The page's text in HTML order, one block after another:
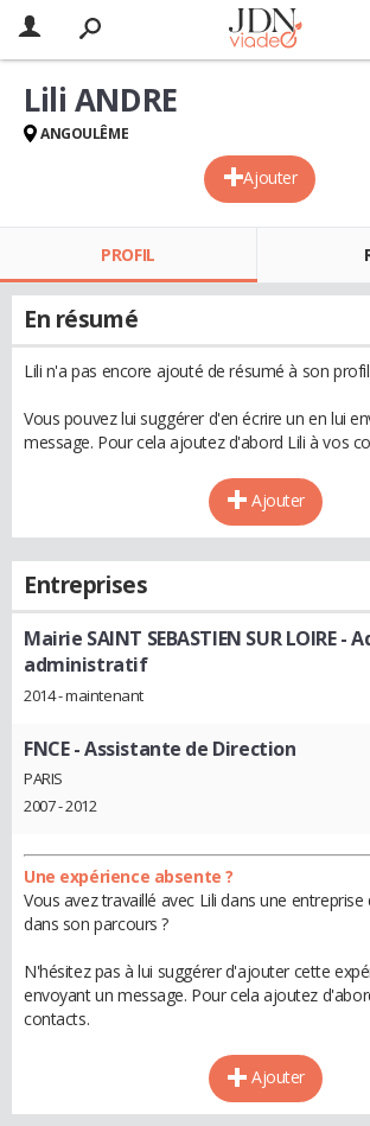
Ajouter
Lili ANDRE
ANGOULÊME
PROFIL
En résumé
Lili n'a pas encore ajouté de résumé à son profil.
Vous pouvez lui suggérer d'en écrire un en lui
message. Pour cela ajoutez d'abord Lili à vos
Ajouter
Entreprises
Mairie SAINT SEBASTIEN SUR LOIRE-
administratif
2014 - maintenant
FNCE- Assistante de Direction
PARIS
2007 - 2012
Une expérience absente ?
Vous avez travaillé avec Lili dans une
dans son parcours ?
N'hésitez pas à lui suggérer d'ajouter cette
envoyant un message. Pour cela ajoutez
contacts.
Ajouter